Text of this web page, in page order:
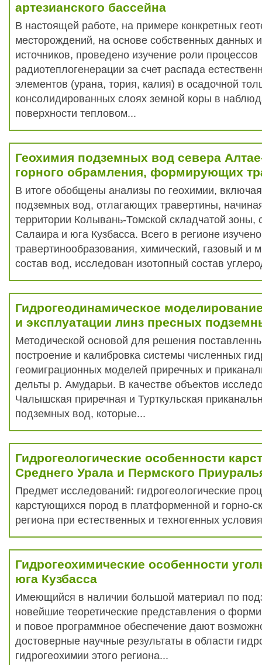
артезианского бассейна
В настоящей работе, на примере конкретных
месторождений, на основе собственных данных
источников, проведено изучение роли процессов
радиотеплогенерации за счет распада
элементов (урана, тория, калия) в осадочной
консолидированных слоях земной коры в
поверхности тепловом...
Геохимия подземных вод севера
горного обрамления, формирующих
В итоге обобщены анализы по геохимии,
подземных вод, отлагающих травертины,
территории Колывань-Томской складчатой зоны,
Салаира и юга Кузбасса. Всего в регионе
травертинообразования, химический, газовый и
состав вод, исследован изотопный состав
Гидрогеодинамическое
и эксплуатации линз пресных
Методической основой для решения
построение и калибровка системы численных
геомиграционных моделей приречных и
дельты р. Амударьи. В качестве объектов
Чалышская приречная и Турткульская
подземных вод, которые...
Гидрогеологические особенности
Среднего Урала и Пермского
Предмет исследований: гидрогеологические
карстующихся пород в платформенной и горно-
региона при естественных и техногенных
Гидрогеохимические особенности
юга Кузбасса
Имеющийся в наличии большой материал по
новейшие теоретические представления о
и повое программное обеспечение дают
достоверные научные результаты в области
гидрогеохимии этого региона...